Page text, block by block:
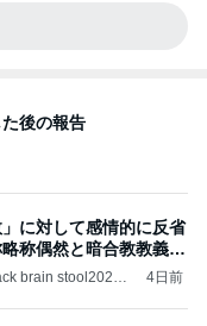
後の報告
に対して感情的に反省
称偶然と暗合教教義候
brain stool2024
4日前